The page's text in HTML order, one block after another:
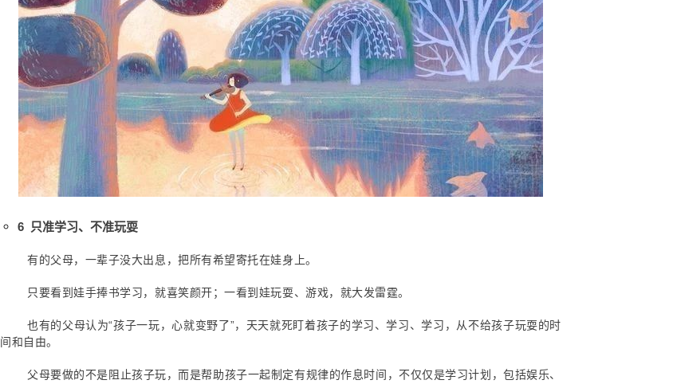
6 只准学习、不准玩耍
有的父母，一辈子没大出息，把所有希望寄托在娃身上。
只要看到娃手捧书学习，就喜笑颜开；一看到娃玩耍、游戏，就大发雷霆。
也有的父母认为“孩子一玩，心就变野了”，天天就死盯着孩子的学习、学习、学习，从不给孩子玩耍的时
间和自由。
父母要做的不是阻止孩子玩，而是帮助孩子一起制定有规律的作息时间，不仅仅是学习计划，包括娱乐、